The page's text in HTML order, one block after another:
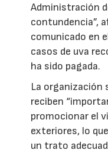
Administración
contundencia”,
comunicado en
casos de uva
ha sido pagada.
La organización
reciben
promocionar el
exteriores, lo
un trato